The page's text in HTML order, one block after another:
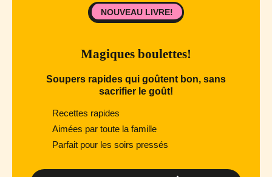
Magiques boulettes!
Soupers rapides qui goûtent bon, sans
sacrifier le goût!
Recettes rapides
Aimées par toute la famille
Parfait pour les soirs pressés
NOUVEAU LIVRE!